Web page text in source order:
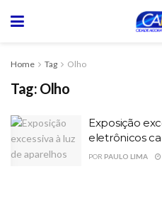
Home Tag Olho
Tag: Olho
Exposição
eletrônicos
POR PAULO LIMA